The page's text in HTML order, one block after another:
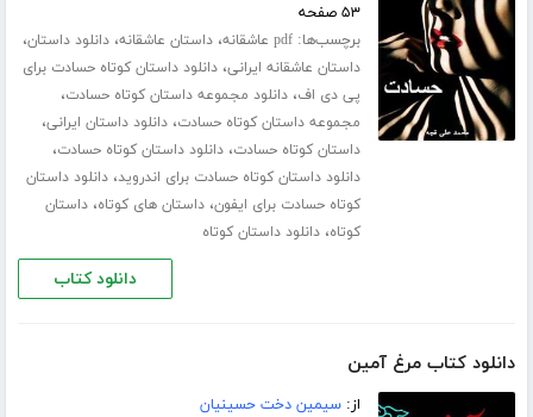
۵۳ صفحه
برچسب‌ها:pdf عاشقانه ،داستان عاشقانه،دانلود داستان،
داستان عاشقانه ایرانی،دانلود داستان کوتاه حسادت برای
پی دی اف،دانلود مجموعه داستان کوتاه حسادت،
مجموعه داستان کوتاه حسادت،دانلود داستان ایرانی،
داستان کوتاه حسادت،دانلود داستان کوتاه حسادت،
دانلود داستان کوتاه حسادت برای اندروید،دانلود داستان
کوتاه حسادت برای ایفون،داستان های کوتاه،داستان
کوتاه،دانلود داستان کوتاه
دانلود کتاب
دانلود کتاب مرغ آمین
از:سیمین دخت حسینیان